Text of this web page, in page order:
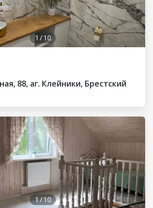
1 /10
88, аг. Клейники, Брестский
1/10